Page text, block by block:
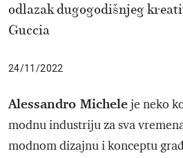
odlazak dugogodišnjeg
Guccia
24/11/2022
Alessandro Micheleje neko
modnu industriju za sva
modnom dizajnu i konceptu